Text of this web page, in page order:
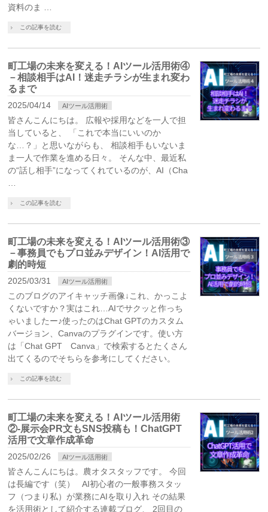
資料のま …
この記事を読む
町工場の未来を変える！AIツール活用術④
－相談相手はAI！迷走チラシが生まれ変わ
るまで
2025/04/14 AIツール活用術
皆さんこんにちは。 広報や採用などを一人で担
当していると、 「これで本当にいいのか
な…？」と思いながらも、 相談相手もいないま
ま一人で作業を進める日々。 そんな中、最近私
の“話し相手”になってくれているのが、AI（Cha
この記事を読む
町工場の未来を変える！AIツール活用術③
－事務員でもプロ並みデザイン！AI活用で
劇的時短
2025/03/31 AIツール活用術
このブログのアイキャッチ画像↓これ、かっこよ
くないですか？実はこれ…AIでサクッと作っち
ゃいましたー♪使ったのはChat GPTのカスタム
バージョン、Canvaのプラグインです。使い方
は「Chat GPT Canva」で検索するとたくさん
出てくるのでそちらを参考にしてください。
この記事を読む
町工場の未来を変える！AIツール活用術
②-展示会PR文もSNS投稿も！ChatGPT
活用で文章作成革命
2025/02/26 AIツール活用術
皆さんこんにちは。農オタスタッフです。 今回
は長編です（笑） AI初心者の一般事務スタッ
フ（つまり私）が業務にAIを取り入れ その結果
を活用術として紹介する連載ブログ、 2回目の